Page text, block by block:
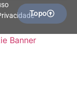
Topo
Banner